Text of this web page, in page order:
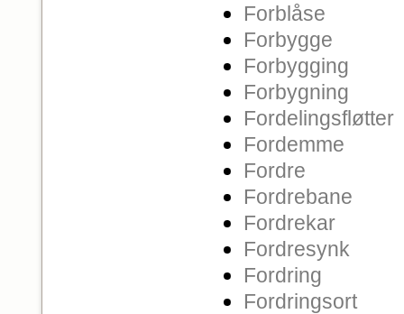
Forblåse
Forbygge
Forbygging
Forbygning
Fordelingsfløtter
Fordemme
Fordre
Fordrebane
Fordrekar
Fordresynk
Fordring
Fordringsort